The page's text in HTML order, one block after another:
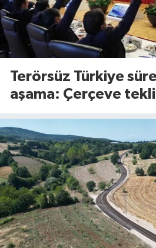
Terörsüz Türkiye
aşama: Çerçeve